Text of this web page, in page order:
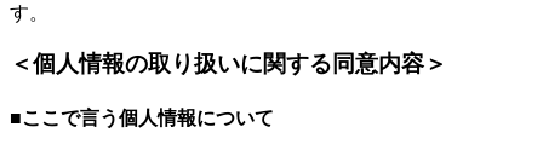
す。
＜個人情報の取り扱いに関する同意内容＞
■ここで言う個人情報について